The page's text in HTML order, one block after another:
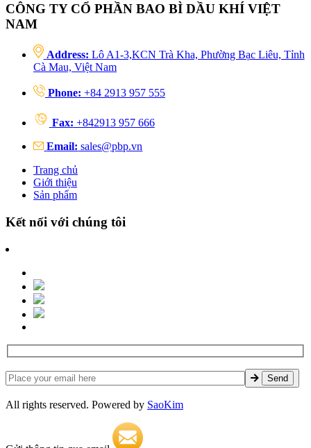
CÔNG TY CỔ PHẦN BAO BÌ DẦU KHÍ VIỆT
NAM
Address: Lô A1-3,KCN Trà Kha, Phường Bạc Liêu, Tỉnh
Cà Mau, Việt Nam
Phone: +84 2913 957 555
Fax: +842913 957 666
Email: sales@pbp.vn
Trang chủ
Giới thiệu
Sản phẩm
Kết nối với chúng tôi
All rights reserved. Powered by SaoKim